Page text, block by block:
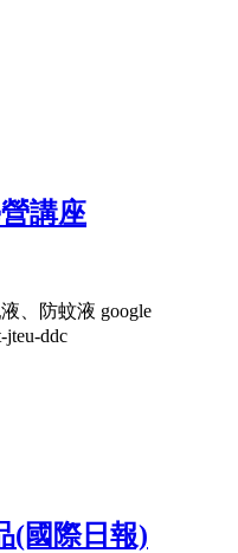
講座
、防蚊液 google
jteu-ddc
(國際日報)